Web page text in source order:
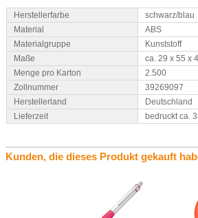
Herstellerfarbe
schwarz/blau
Material
ABS
Materialgruppe
Kunststoff
Maße
ca. 29 x 55 x
Menge pro Karton
2.500
Zollnummer
39269097
Herstellerland
Deutschland
Lieferzeit
bedruckt ca.
Kunden, die dieses Produkt gekauft